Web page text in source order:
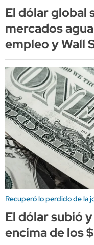
El dólar global
mercados
empleo y Wall
Recuperó lo perdido de la
El dólar subió
encima de los